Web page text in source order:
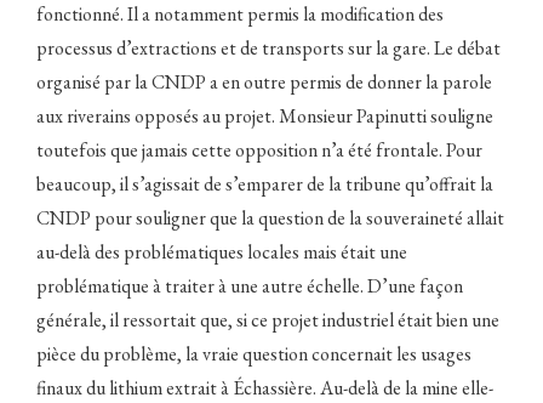
fonctionné. Il a notamment permis la modification des
processus d’extractions et de transports sur la gare. Le débat
organisé par la CNDP a en outre permis de donner la parole
aux riverains opposés au projet. Monsieur Papinutti souligne
toutefois que jamais cette opposition n’a été frontale. Pour
beaucoup, il s’agissait de s’emparer de la tribune qu’offrait la
CNDP pour souligner que la question de la souveraineté allait
au-delà des problématiques locales mais était une
problématique à traiter à une autre échelle. D’une façon
générale, il ressortait que, si ce projet industriel était bien une
pièce du problème, la vraie question concernait les usages
finaux du lithium extrait à Échassière. Au-delà de la mine elle-